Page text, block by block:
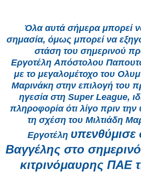
Όλα αυτά σήμερα μπορεί
σημασία, όμως μπορεί να
στάση του σημερινού
ΕργοτέληΑπόστολου
με το μεγαλομέτοχο του
Μαρινάκη στην επιλογή του
ηγεσία στη Super League,
πληροφορία ότι λίγο πριν
τη σχέση του Μιλτιάδη
Εργοτέλη υπενθύμισε
Βαγγέλης στο
κιτρινόμαυρης ΠΑΕ